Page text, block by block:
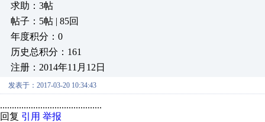
求助：3帖
帖子：5帖 | 85回
年度积分：0
历史总积分：161
注册：2014年11月12日
发表于：2017-03-20 10:34:43
...........................................
回复 引用 举报